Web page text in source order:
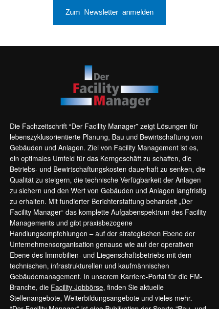
Zum Newsletter anmelden
Die Fachzeitschrift “Der Facility Manager” zeigt Lösungen für
lebenszyklusorientierte Planung, Bau und Bewirtschaftung von
Gebäuden und Anlagen. Ziel von Facility Management ist es,
ein optimales Umfeld für das Kerngeschäft zu schaffen, die
Betriebs- und Bewirtschaftungskosten dauerhaft zu senken, die
Qualität zu steigern, die technische Verfügbarkeit der Anlagen
zu sichern und den Wert von Gebäuden und Anlagen langfristig
zu erhalten. Mit fundierter Berichterstattung behandelt „Der
Facility Manager“ das komplette Aufgabenspektrum des Facility
Managements und gibt praxisbezogene
Handlungsempfehlungen – auf der strategischen Ebene der
Unternehmensorganisation genauso wie auf der operativen
Ebene des Immobilien- und Liegenschaftsbetriebs mit dem
technischen, infrastrukturellen und kaufmännischen
Gebäudemanagement. In unserem Karriere-Portal für die FM-
Branche, die Facility Jobbörse, finden Sie aktuelle
Stellenangebote, Weiterbildungsangebote und vieles mehr.